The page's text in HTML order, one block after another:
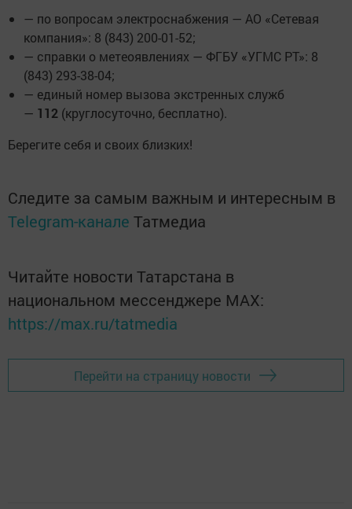
— по вопросам электроснабжения — АО «Сетевая
компания»: 8 (843) 200-01-52;
— справки о метеоявлениях — ФГБУ «УГМС РТ»: 8
(843) 293-38-04;
— единый номер вызова экстренных служб
— 112 (круглосуточно, бесплатно).
Берегите себя и своих близких!
Следите за самым важным и интересным в
Telegram-канале Татмедиа
Читайте новости Татарстана в
национальном мессенджере MАХ:
https://max.ru/tatmedia
Перейти на страницу новости